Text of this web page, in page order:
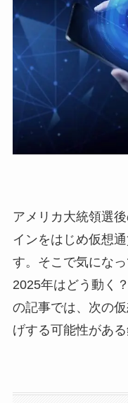
アメリカ大統領選
インをはじめ仮想
す。そこで気にな
2025年はどう動く
の記事では、次の
げする可能性があ